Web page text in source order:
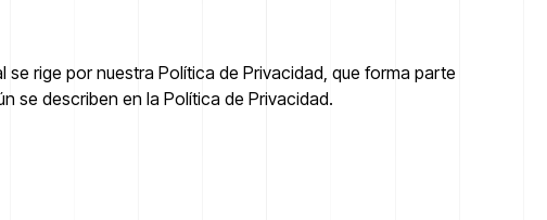
rige por nuestra Política de Privacidad, que forma parte
se describen en la Política de Privacidad.